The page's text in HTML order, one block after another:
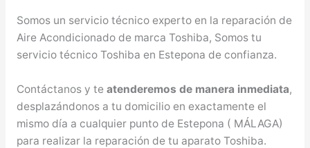
Somos un servicio técnico experto en la reparación de
Aire Acondicionado de marca Toshiba, Somos tu
servicio técnico Toshiba en Estepona de confianza.
Contáctanos y te atenderemos de manera inmediata,
desplazándonos a tu domicilio en exactamente el
mismo día a cualquier punto de Estepona ( MÁLAGA)
para realizar la reparación de tu aparato Toshiba.